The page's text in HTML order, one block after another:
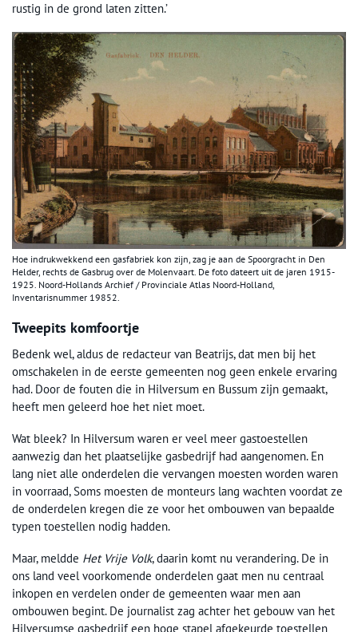
rustig in de grond laten zitten.’
Hoe indrukwekkend een gasfabriek kon zijn, zag je aan de Spoorgracht in Den
Helder, rechts de Gasbrug over de Molenvaart. De foto dateert uit de jaren 1915-
1925. Noord-Hollands Archief / Provinciale Atlas Noord-Holland,
Inventarisnummer 19852.
Tweepits komfoortje
Bedenk wel, aldus de redacteur van Beatrijs, dat men bij het
omschakelen in de eerste gemeenten nog geen enkele ervaring
had. Door de fouten die in Hilversum en Bussum zijn gemaakt,
heeft men geleerd hoe het niet moet.
Wat bleek? In Hilversum waren er veel meer gastoestellen
aanwezig dan het plaatselijke gasbedrijf had aangenomen. En
lang niet alle onderdelen die vervangen moesten worden waren
in voorraad, Soms moesten de monteurs lang wachten voordat ze
de onderdelen kregen die ze voor het ombouwen van bepaalde
typen toestellen nodig hadden.
Maar, meldde Het Vrije Volk, daarin komt nu verandering. De in
ons land veel voorkomende onderdelen gaat men nu centraal
inkopen en verdelen onder de gemeenten waar men aan
ombouwen begint. De journalist zag achter het gebouw van het
Hilversumse gasbedrijf een hoge stapel afgekeurde toestellen